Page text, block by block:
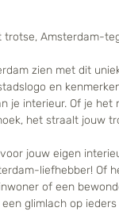
trotse, Amsterdam-
zien met dit
en
je interieur. Of je het
het straalt jouw
jouw eigen
liefhebber! Of
of een
glimlach op